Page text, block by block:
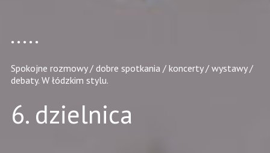
Spokojne rozmowy / dobre spotkania / koncerty / wystawy /
debaty. W łódzkim stylu.
6. dzielnica